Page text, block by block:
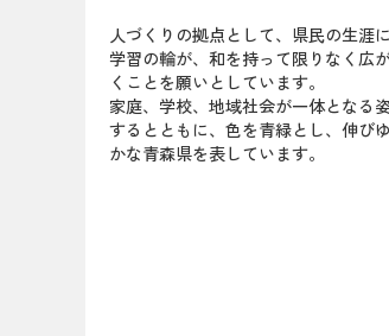
人づくりの拠点として、県民の生涯
学習の輪が、和を持って限りなく広
くことを願いとしています。
家庭、学校、地域社会が一体となる
するとともに、色を青緑とし、伸び
かな青森県を表しています。